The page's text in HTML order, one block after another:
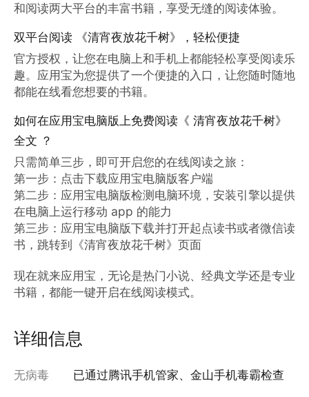
和阅读两大平台的丰富书籍，享受无缝的阅读体验。
双平台阅读 《清宵夜放花千树》，轻松便捷
官方授权，让您在电脑上和手机上都能轻松享受阅读乐
趣。应用宝为您提供了一个便捷的入口，让您随时随地
都能在线看您想要的书籍。
如何在应用宝电脑版上免费阅读《 清宵夜放花千树》
全文 ？
只需简单三步，即可开启您的在线阅读之旅：
第一步：点击下载应用宝电脑版客户端
第二步：应用宝电脑版检测电脑环境，安装引擎以提供
在电脑上运行移动 app 的能力
第三步：应用宝电脑版下载并打开起点读书或者微信读
书，跳转到《清宵夜放花千树》页面
现在就来应用宝，无论是热门小说、经典文学还是专业
书籍，都能一键开启在线阅读模式。
详细信息
无病毒 已通过腾讯手机管家、金山手机毒霸检查